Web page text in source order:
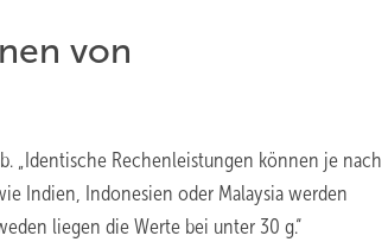
von
„Identische Rechenleistungen können je nach
Indien, Indonesien oder Malaysia werden
liegen die Werte bei unter 30 g.“